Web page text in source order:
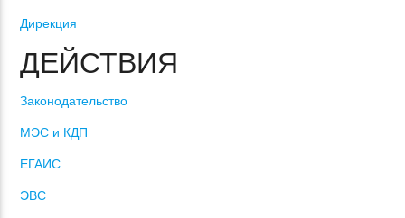
Дирекция
ДЕЙСТВИЯ
Законодательство
МЭС и КДП
ЕГАИС
ЭВС